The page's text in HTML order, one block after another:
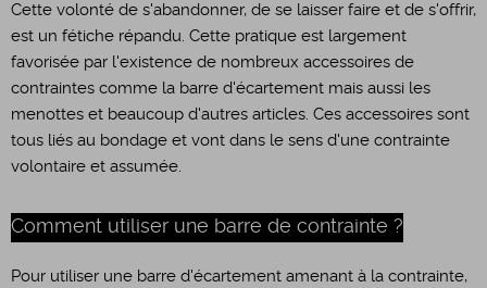
Cette volonté de s'abandonner, de se laisser faire et de s'offrir,
est un fétiche répandu. Cette pratique est largement
favorisée par l'existence de nombreux accessoires de
contraintes comme la barre d'écartement mais aussi les
menottes et beaucoup d'autres articles. Ces accessoires sont
tous liés au bondage et vont dans le sens d'une contrainte
volontaire et assumée.
Comment utiliser une barre de contrainte ?
Pour utiliser une barre d'écartement amenant à la contrainte,